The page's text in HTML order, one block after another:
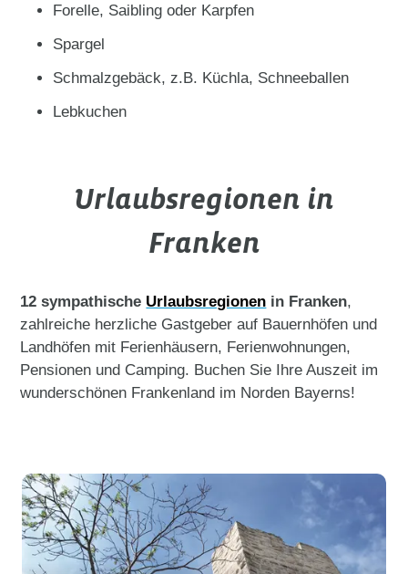
Forelle, Saibling oder Karpfen
Spargel
Schmalzgebäck, z.B. Küchla, Schneeballen
Lebkuchen
Urlaubsregionen in
Franken
12 sympathische Urlaubsregionen in Franken,
zahlreiche herzliche Gastgeber auf Bauernhöfen und
Landhöfen mit Ferienhäusern, Ferienwohnungen,
Pensionen und Camping. Buchen Sie Ihre Auszeit im
wunderschönen Frankenland im Norden Bayerns!